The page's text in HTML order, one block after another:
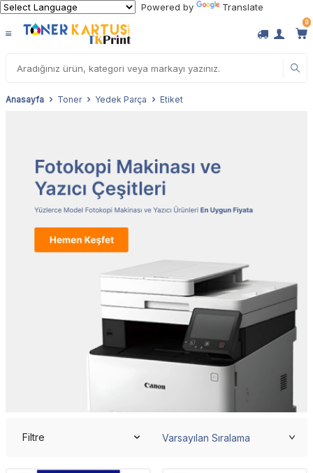
Powered by Translate
0
Anasayfa Toner Yedek Parça Etiket
Filtre